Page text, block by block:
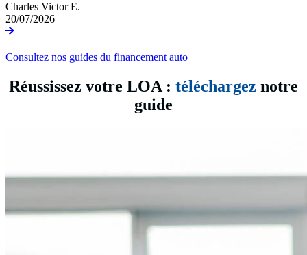
Charles Victor E.
20/07/2026
Consultez nos guides du financement auto
Réussissez votre LOA : téléchargez notre
guide